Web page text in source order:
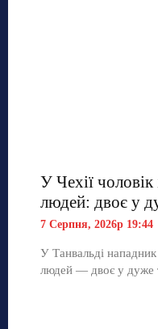
У Чехії
людей: двоє у
7 Серпня, 2026р 19:44
У Танвальді
людей — двоє у дуже